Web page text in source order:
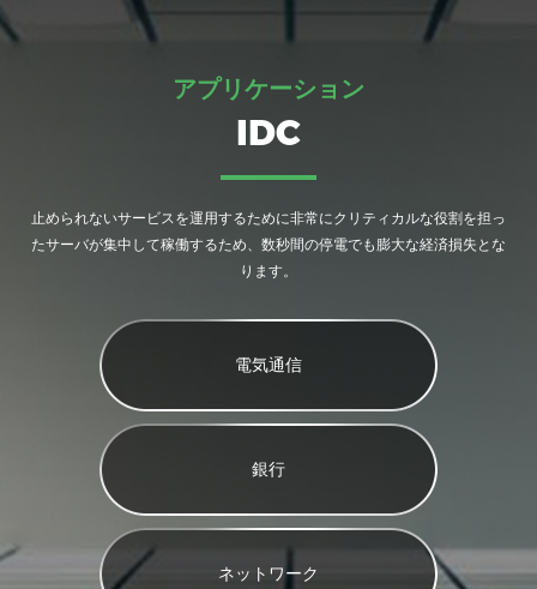
アプリケーション
IDC
止められないサービスを運用するために非常にクリティカルな役割を担っ
たサーバが集中して稼働するため、数秒間の停電でも膨大な経済損失とな
ります。
電気通信
銀行
ネットワーク